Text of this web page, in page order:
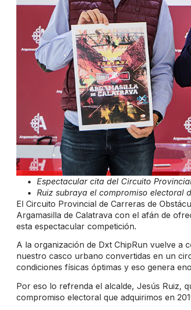
Espectacular cita del Circuito
Ruiz subraya el compromiso electoral
El Circuito Provincial de Carreras de
Argamasilla de Calatrava con el afán de
esta espectacular competición.
A la organización de Dxt ChipRun vuelve a
nuestro casco urbano convertidas en un
condiciones físicas óptimas y eso genera
Por eso lo refrenda el alcalde, Jesús Ruiz,
compromiso electoral que adquirimos en